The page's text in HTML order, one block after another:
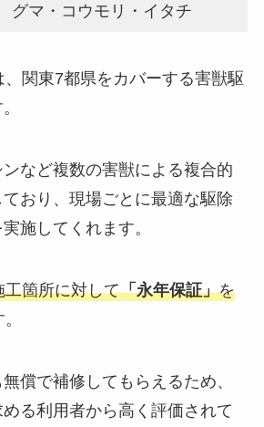
グマ・コウモリ・イタチ
関東7都県をカバーする害獣駆
など複数の害獣による複合的
おり、現場ごとに最適な駆除
施してくれます。
工箇所に対して「永年保証」を
償で補修してもらえるため、
る利用者から高く評価されて